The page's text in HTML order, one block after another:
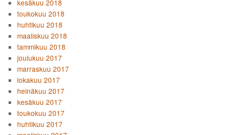
kesäkuu 2018
toukokuu 2018
huhtikuu 2018
maaliskuu 2018
tammikuu 2018
joulukuu 2017
marraskuu 2017
lokakuu 2017
heinäkuu 2017
kesäkuu 2017
toukokuu 2017
huhtikuu 2017